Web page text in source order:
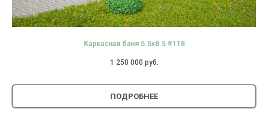
Каркасная баня 5.5х8.5 #118
1 250 000 руб.
ПОДРОБНЕЕ